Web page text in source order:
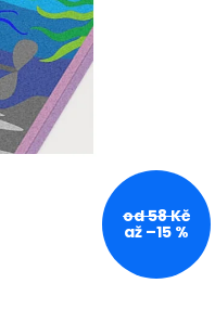
od 58 Kč
až –15 %